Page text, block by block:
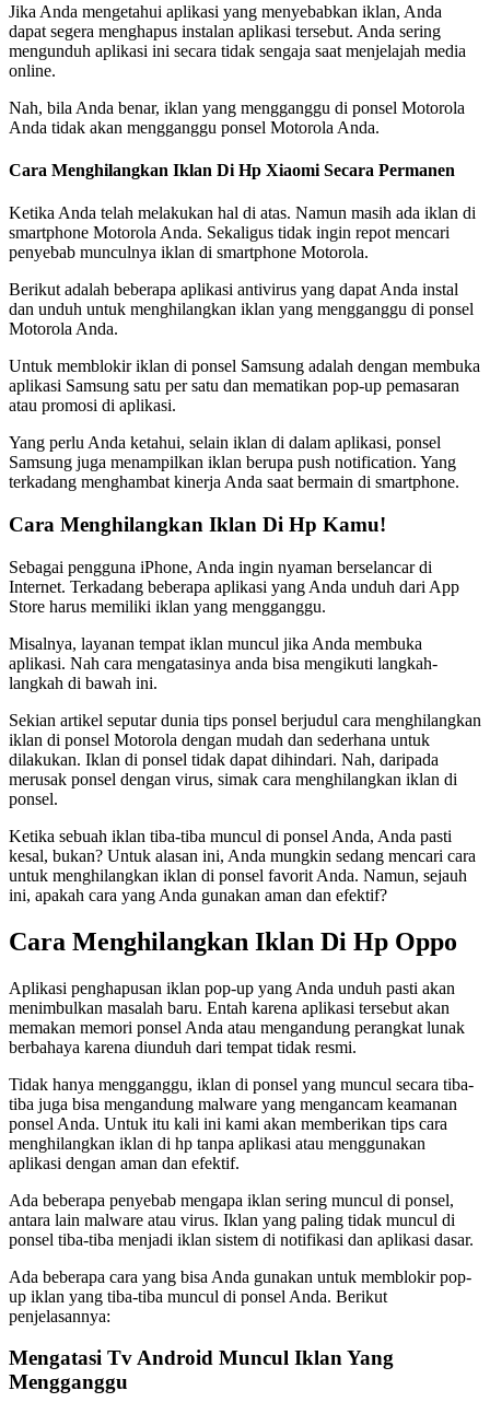
Jika Anda mengetahui aplikasi yang menyebabkan iklan, Anda
dapat segera menghapus instalan aplikasi tersebut. Anda sering
mengunduh aplikasi ini secara tidak sengaja saat menjelajah media
online.
Nah, bila Anda benar, iklan yang mengganggu di ponsel Motorola
Anda tidak akan mengganggu ponsel Motorola Anda.
Cara Menghilangkan Iklan Di Hp Xiaomi Secara Permanen
Ketika Anda telah melakukan hal di atas. Namun masih ada iklan di
smartphone Motorola Anda. Sekaligus tidak ingin repot mencari
penyebab munculnya iklan di smartphone Motorola.
Berikut adalah beberapa aplikasi antivirus yang dapat Anda instal
dan unduh untuk menghilangkan iklan yang mengganggu di ponsel
Motorola Anda.
Untuk memblokir iklan di ponsel Samsung adalah dengan membuka
aplikasi Samsung satu per satu dan mematikan pop-up pemasaran
atau promosi di aplikasi.
Yang perlu Anda ketahui, selain iklan di dalam aplikasi, ponsel
Samsung juga menampilkan iklan berupa push notification. Yang
terkadang menghambat kinerja Anda saat bermain di smartphone.
Cara Menghilangkan Iklan Di Hp Kamu!
Sebagai pengguna iPhone, Anda ingin nyaman berselancar di
Internet. Terkadang beberapa aplikasi yang Anda unduh dari App
Store harus memiliki iklan yang mengganggu.
Misalnya, layanan tempat iklan muncul jika Anda membuka
aplikasi. Nah cara mengatasinya anda bisa mengikuti langkah-
langkah di bawah ini.
Sekian artikel seputar dunia tips ponsel berjudul cara menghilangkan
iklan di ponsel Motorola dengan mudah dan sederhana untuk
dilakukan. Iklan di ponsel tidak dapat dihindari. Nah, daripada
merusak ponsel dengan virus, simak cara menghilangkan iklan di
ponsel.
Ketika sebuah iklan tiba-tiba muncul di ponsel Anda, Anda pasti
kesal, bukan? Untuk alasan ini, Anda mungkin sedang mencari cara
untuk menghilangkan iklan di ponsel favorit Anda. Namun, sejauh
ini, apakah cara yang Anda gunakan aman dan efektif?
Cara Menghilangkan Iklan Di Hp Oppo
Aplikasi penghapusan iklan pop-up yang Anda unduh pasti akan
menimbulkan masalah baru. Entah karena aplikasi tersebut akan
memakan memori ponsel Anda atau mengandung perangkat lunak
berbahaya karena diunduh dari tempat tidak resmi.
Tidak hanya mengganggu, iklan di ponsel yang muncul secara tiba-
tiba juga bisa mengandung malware yang mengancam keamanan
ponsel Anda. Untuk itu kali ini kami akan memberikan tips cara
menghilangkan iklan di hp tanpa aplikasi atau menggunakan
aplikasi dengan aman dan efektif.
Ada beberapa penyebab mengapa iklan sering muncul di ponsel,
antara lain malware atau virus. Iklan yang paling tidak muncul di
ponsel tiba-tiba menjadi iklan sistem di notifikasi dan aplikasi dasar.
Ada beberapa cara yang bisa Anda gunakan untuk memblokir pop-
up iklan yang tiba-tiba muncul di ponsel Anda. Berikut
penjelasannya:
Mengatasi Tv Android Muncul Iklan Yang
Mengganggu